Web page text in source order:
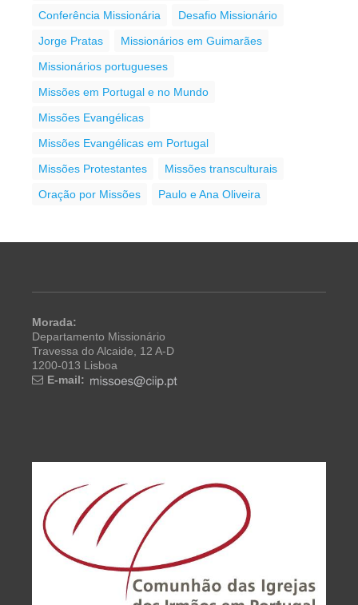
Conferência Missionária
Desafio Missionário
Jorge Pratas
Missionários em Guimarães
Missionários portugueses
Missões em Portugal e no Mundo
Missões Evangélicas
Missões Evangélicas em Portugal
Missões Protestantes
Missões transculturais
Oração por Missões
Paulo e Ana Oliveira
Morada:
Departamento Missionário
Travessa do Alcaide, 12 A-D
1200-013 Lisboa
E-mail: